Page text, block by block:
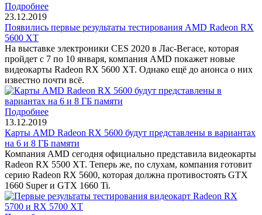
Подробнее
23.12.2019
Появились первые результаты тестирования AMD Radeon RX
5600 XT
На выставке электроники CES 2020 в Лас-Вегасе, которая
пройдет с 7 по 10 января, компания AMD покажет новые
видеокарты Radeon RX 5600 XT. Однако ещё до анонса о них
известно почти всё.
Подробнее
13.12.2019
Карты AMD Radeon RX 5600 будут представлены в вариантах
на 6 и 8 ГБ памяти
Компания AMD сегодня официально представила видеокарты
Radeon RX 5500 XT. Теперь же, по слухам, компания готовит
серию Radeon RX 5600, которая должна противостоять GTX
1660 Super и GTX 1660 Ti.